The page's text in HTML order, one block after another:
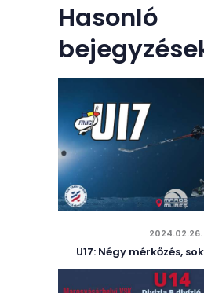
Hasonló
2024.02.26.
U17: Négy mérkőzés,